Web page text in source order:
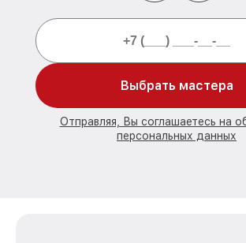
Выбрать мастера
Отправляя, Вы соглашаетесь на
персональных данных